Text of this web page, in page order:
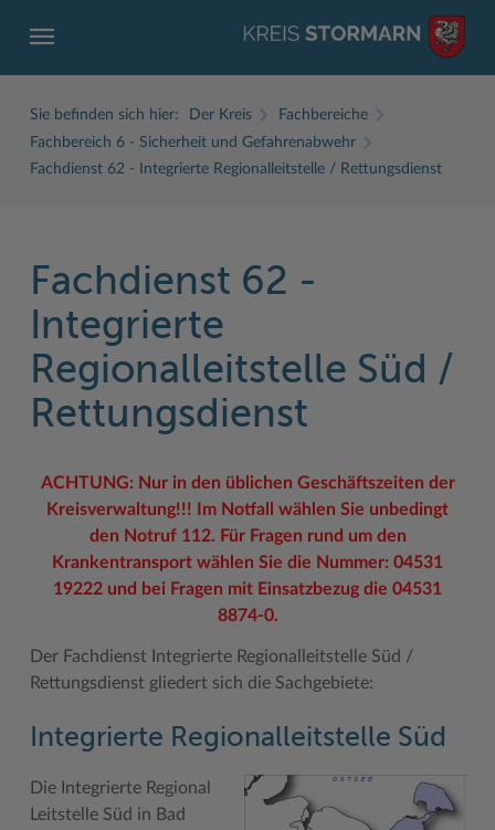
Ämter, Einrichtungen
Bürgerportal Stormarn ↗
Führerscheine
Formulare & Dokumente
Geodatenportale (Kreiskarte)
Kfz-Zulassung
Kontakt / Öffnungszeiten
Leistungen
Lexikon
Wo Sie uns finden
Amtliche Bekanntmachungen
Ausschreibungen
Baustellen in Stormarn
Bildungskommune
Fotoarchiv
Hitzeschutz
Klimaanpassungskonzept
Lokales Wetter
Newsletter
Social Media
Fachbereiche
Interessantes in und aus Stormarn
Kreis Stormarn Porträt
Kreiskarte
Kreispräsident
Kreistag und Ausschüsse
Kreistag Sitzungskalender
Landrat
Sonderbereiche
Städte und Gemeinden
Ausbildung beim Kreis Stormarn
Der Kreis als Arbeitgeber
Ihre Bewerbung
Initiativbewerbungen Verwaltung
Offene Stellen
Praktika und FSJ
Weiterbildung beim Kreis Stormarn
Beruf und Familie im Hansebelt
Branchenverzeichnis
EG-Dienstleistungsrichtlinie (EG-DLRL)
Handwerk für nachhaltiges Wirtschaften
Klimaschutz beim Kreis Stormarn
Projekt e-Gewerbe
Stormarner Bündnis für bezahlbares Wohnen
Zahlen, Daten, Fakten
BahnRadWege
Frei- und Hallenbäder
Herrenhäuser
Kultur
Kulturelle Einrichtungen
Museen
Storchenhorste
Lieblingsplätze in der Metropolregion
Tourismus
Sie befinden sich hier: Der Kreis
Fachbereiche
Fachbereich 6 - Sicherheit und Gefahrenabwehr
Fachdienst 62 - Integrierte Regionalleitstelle / Rettungsdienst
Fachdienst 62 -
Integrierte
Regionalleitstelle Süd /
Rettungsdienst
ACHTUNG: Nur in den üblichen Geschäftszeiten der
Kreisverwaltung!!! Im Notfall wählen Sie unbedingt
den Notruf 112. Für Fragen rund um den
Krankentransport wählen Sie die Nummer: 04531
19222 und bei Fragen mit Einsatzbezug die 04531
8874-0.
Der Fachdienst Integrierte Regionalleitstelle Süd /
Rettungsdienst gliedert sich die Sachgebiete:
Integrierte Regionalleitstelle Süd
Die Integrierte Regional
Leitstelle Süd in Bad